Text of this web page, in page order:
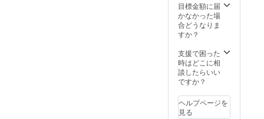
目標金額に届
かなかった場
合どうなりま
すか？
支援で困った
時はどこに相
談したらいい
ですか？
ヘルプページを
見る